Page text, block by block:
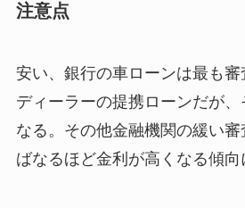
注意点
安い、銀行の車ローンは最も
ディーラーの提携ローンだが、
なる。その他金融機関の緩い
ばなるほど金利が高くなる傾向